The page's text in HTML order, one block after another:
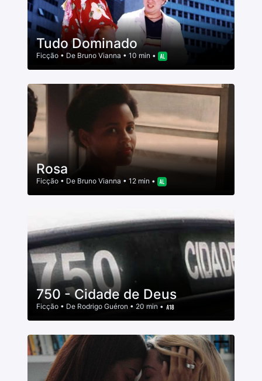
Tudo Dominado
Ficção • De Bruno Vianna • 10 min •
Rosa
Ficção • De Bruno Vianna • 12 min •
750 - Cidade de Deus
Ficção • De Rodrigo Guéron • 20 min •